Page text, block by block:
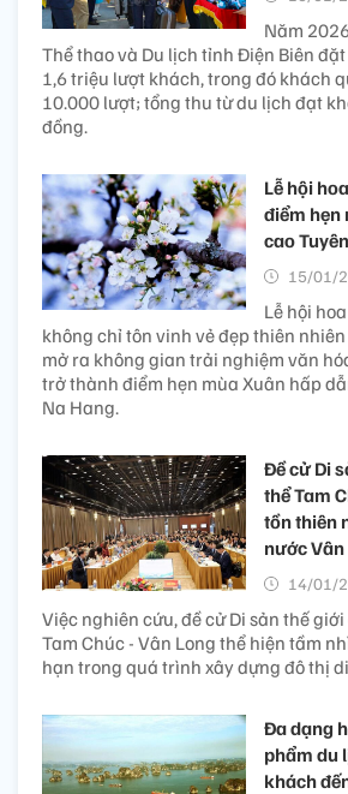
Năm
Thể thao và Du lịch tỉnh Điện Biên
1,6 triệu lượt khách, trong đó khách
10.000 lượt; tổng thu từ du lịch đạt
đồng.
Lễ hội
điểm hẹn
cao
15/01/
Lễ hội
không chỉ tôn vinh vẻ đẹp thiên
mở ra không gian trải nghiệm văn
trở thành điểm hẹn mùa Xuân hấp
Na Hang.
Đề cử Di
thể Tam
tồn thiên
nước Vân
14/01/
Việc nghiên cứu, đề cử Di sản thế
Tam Chúc - Vân Long thể hiện tầm
hạn trong quá trình xây dựng đô thị
Đa dạng
phẩm du
khách